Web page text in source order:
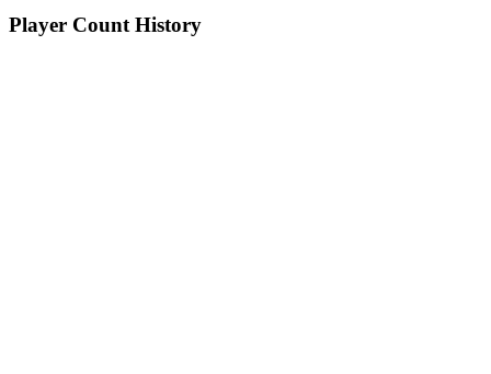
Player Count History